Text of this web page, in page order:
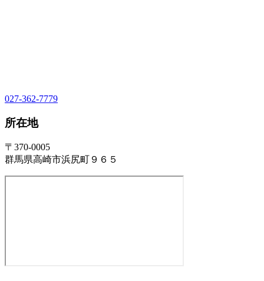
027-362-7779
所在地
〒370-0005
群馬県高崎市浜尻町９６５